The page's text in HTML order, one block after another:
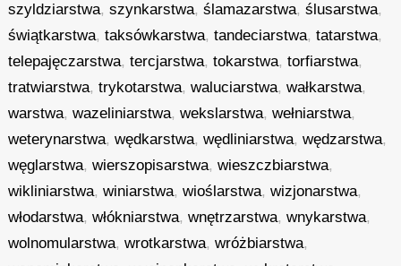
szyldziarstwa,szynkarstwa,ślamazarstwa,ślusarstwa,
świątkarstwa,taksówkarstwa,tandeciarstwa,tatarstwa,
telepajęczarstwa,tercjarstwa,tokarstwa,torfiarstwa,
tratwiarstwa,trykotarstwa,waluciarstwa,wałkarstwa,
warstwa,wazeliniarstwa,wekslarstwa,wełniarstwa,
weterynarstwa,wędkarstwa,wędliniarstwa,wędzarstwa,
węglarstwa,wierszopisarstwa,wieszczbiarstwa,
wikliniarstwa,winiarstwa,wioślarstwa,wizjonarstwa,
włodarstwa,włókniarstwa,wnętrzarstwa,wnykarstwa,
wolnomularstwa,wrotkarstwa,wróżbiarstwa,